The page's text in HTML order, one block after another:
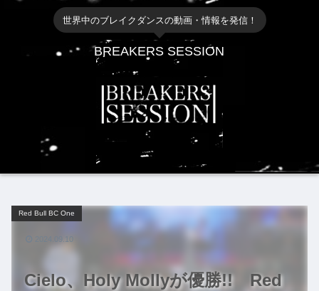
世界中のブレイクダンスの動画・情報を発信！
BREAKERS SESSION
Cielo、Holy Mollyが優勝!! Red
Red Bull BC One
2024.09.10